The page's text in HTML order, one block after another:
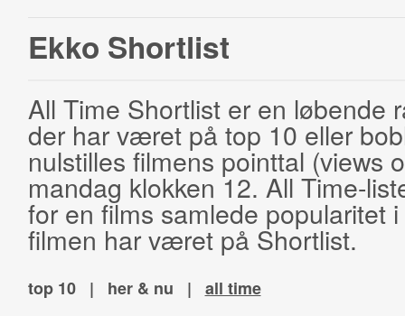
Ekko Shortlist
All Time Shortlist er en løbende
der har været på top 10 eller
nulstilles filmens pointtal (views
mandag klokken 12. All Time-
for en films samlede popularitet
filmen har været på Shortlist.
top 10 | her & nu | all time